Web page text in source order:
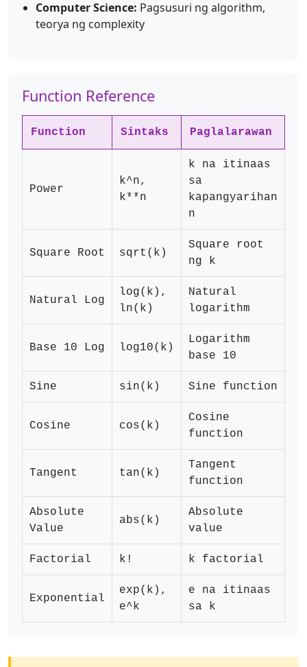
Computer Science: Pagsusuri ng algorithm,
teorya ng complexity
Function Reference
Function Sintaks Paglalarawan
Power
k^n,
k**n
k na itinaas
sa
kapangyarihan
n
Square Root sqrt(k)
Square root
ng k
Natural Log
log(k),
ln(k)
Natural
logarithm
Base 10 Log log10(k)
Logarithm
base 10
Sine sin(k) Sine function
Cosine cos(k)
Cosine
function
Tangent tan(k)
Tangent
function
Absolute
Value
abs(k)
Absolute
value
Factorial k! k factorial
Exponential
exp(k),
e^k
e na itinaas
sa k